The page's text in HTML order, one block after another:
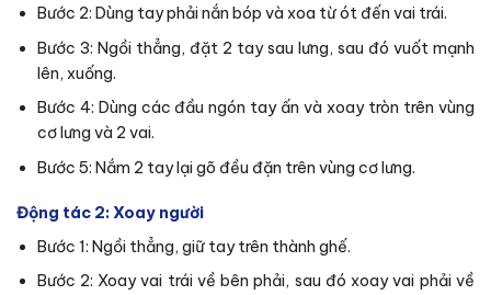
Bước 2: Dùng tay phải nắn bóp và xoa từ ót đến vai trái.
Bước 3: Ngồi thẳng, đặt 2 tay sau lưng, sau đó vuốt mạnh
lên, xuống.
Bước 4: Dùng các đầu ngón tay ấn và xoay tròn trên vùng
cơ lưng và 2 vai.
Bước 5: Nắm 2 tay lại gõ đều đặn trên vùng cơ lưng.
Động tác 2: Xoay người
Bước 1: Ngồi thẳng, giữ tay trên thành ghế.
Bước 2: Xoay vai trái về bên phải, sau đó xoay vai phải về